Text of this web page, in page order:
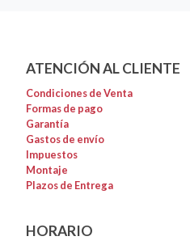
ATENCIÓN AL CLIENTE
Condiciones de Venta
Formas de pago
Garantía
Gastos de envío
Impuestos
Montaje
Plazos de Entrega
HORARIO